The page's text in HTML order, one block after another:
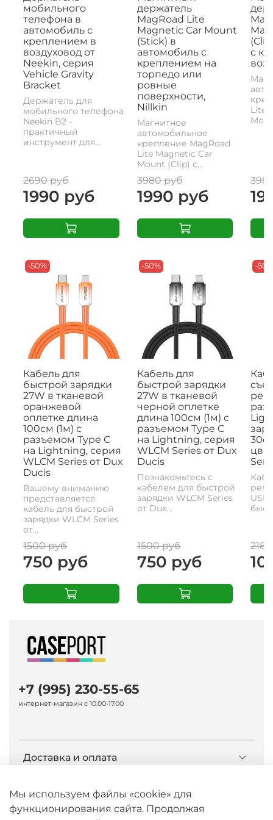
мобильного
телефона в
автомобиль с
креплением в
воздуховод от
Neekin, серия
Vehicle Gravity
Bracket
Держатель для
мобильного телефона
Neekin B2 -
практичный
инструмент для...
2690 руб
1990 руб
держатель
MagRoad Lite
Magnetic Car Mount
(Stick) в
автомобиль с
креплением на
торпедо или
ровные
поверхности,
Nillkin
Магнитное
автомобильное
крепление MagRoad
Lite Magnetic Car
Mount (Clip) с...
3980 руб
1990 руб
с
Lite
-50%
Кабель для
быстрой зарядки
27W в тканевой
оранжевой
оплетке длина
100см (1м) с
разъемом Type C
на Lightning, серия
WLCM Series от Dux
Ducis
Вашему вниманию
представляется
кабель для быстрой
зарядки WLCM Series
от...
1500 руб
750 руб
-50%
Кабель для
быстрой зарядки
27W в тканевой
черной оплетке
длина 100см (1м) с
разъемом Type C
на Lightning, серия
WLCM Series от Dux
Ducis
Познакомьтесь с
кабелем для быстрой
зарядки WLCM Series
от Dux...
1500 руб
750 руб
-
Доставка и оплата
О компании Caseport
+7 (995) 230-55-65
интернет-магазин с 10.00-17.00
Мы используем файлы «cookie» для
функционирования сайта. Продолжая